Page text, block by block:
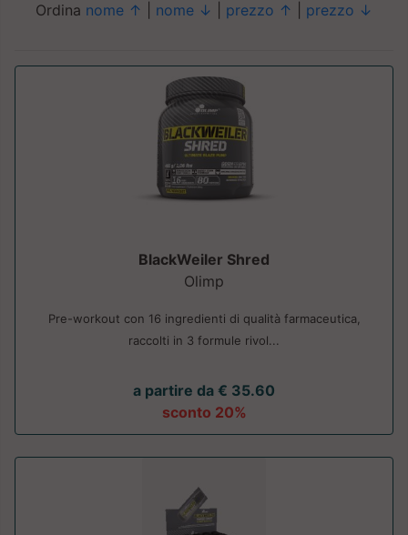
Ordina nome ↑ nome ↓ prezzo ↑ prezzo ↓
BlackWeiler Shred
Olimp
Pre-workout con 16 ingredienti di qualità farmaceutica,
raccolti in 3 formule rivol...
a partire da € 35.60
sconto 20%